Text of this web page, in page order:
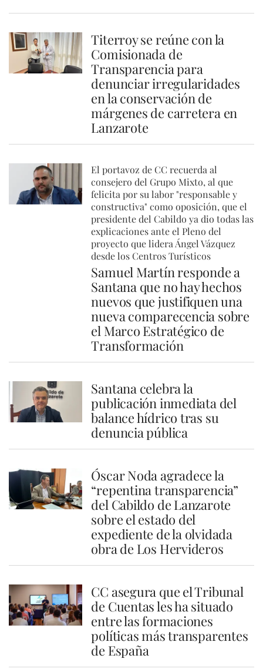
Titerroy se reúne con la
Comisionada de
Transparencia para
denunciar irregularidades
en la conservación de
márgenes de carretera en
Lanzarote
El portavoz de CC recuerda al
consejero del Grupo Mixto, al que
felicita por su labor "responsable y
constructiva" como oposición, que el
presidente del Cabildo ya dio todas las
explicaciones ante el Pleno del
proyecto que lidera Ángel Vázquez
desde los Centros Turísticos
Samuel Martín responde a
Santana que no hay hechos
nuevos que justifiquen una
nueva comparecencia sobre
el Marco Estratégico de
Transformación
Santana celebra la
publicación inmediata del
balance hídrico tras su
denuncia pública
Óscar Noda agradece la
“repentina transparencia”
del Cabildo de Lanzarote
sobre el estado del
expediente de la olvidada
obra de Los Hervideros
CC asegura que el Tribunal
de Cuentas les ha situado
entre las formaciones
políticas más transparentes
de España